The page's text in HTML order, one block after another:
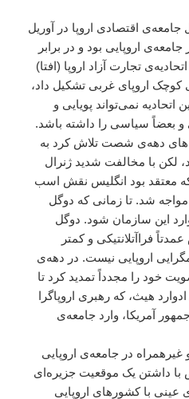
جامعه‌ی اقتصادی اروپا در آوریل
جامعه‌ی‌ اروپایی بود و در برابر
تجارت آزاد اروپا (افتا)
اروپای غربی تشکیل داد،
نمی‌تواند پویایی و
و بعضاً سیاسی را داشته باشد.
دهه‌ی شصت تلاش کرد به
لکن با مخالفت شدید ژنرال
معتقد بود انگلیس نقش اسب
مواجه شد. تا زمانی که دوگل
این سازمان شود. دوگل
فراآتلانتیکی و کمتر
اروپایی نیست. در دهه‌ی
خود را مجدداً تمدید کرد تا
هیث، که رهبری اروپاگرا
آمریکا، وارد جامعه‌ی
در جامعه‌ی اروپایی
با داشتن یک موقعیت جزیره‌ای
عینی با کشورهای اروپایی